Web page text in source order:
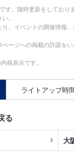
。随時更新をしており
。
、イベントの開催情報
ージへの掲載の許諾を
税表示です。
ライトアップ時
る
大